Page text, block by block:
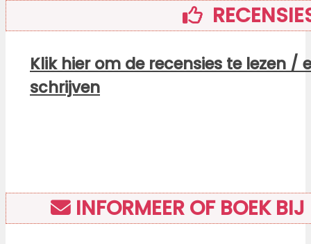
Klik hier om de recensies te lezen /
schrijven
INFORMEER OF BOEK